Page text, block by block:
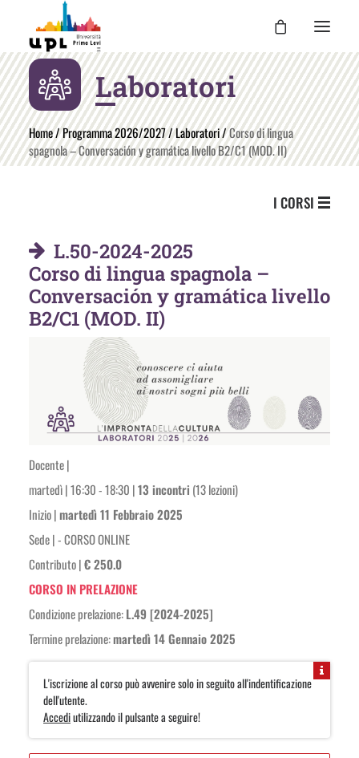
UPL
I CORSI
LE ATTIVITÀ
Home/Programma 2026/2027/Laboratori/Corso di lingua
spagnola – Conversación y gramática livello B2/C1 (MOD. II)
Laboratori
I CORSI
L.50-2024-2025
Corso di lingua spagnola –
Conversación y gramática livello
B2/C1 (MOD. II)
Docente |
martedì | 16:30 - 18:30 |13 incontri (13 lezioni)
Inizio |martedì 11 Febbraio 2025
Sede |- CORSO ONLINE
Contributo |€ 250.0
CORSO IN PRELAZIONE
Condizione prelazione:L.49 [2024-2025]
Termine prelazione:martedì 14 Gennaio 2025
L'iscrizione al corso può avvenire solo in seguito all'indentificazione
dell'utente.
Accediutilizzando il pulsante a seguire!